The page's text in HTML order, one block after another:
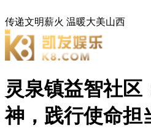
传递文明薪火 温暖大美山西
灵泉镇益智社区
神，践行使命担